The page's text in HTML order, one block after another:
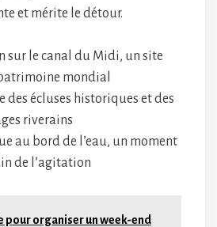
et mérite le détour.
sur le canal du Midi, un site
mondial
des écluses historiques et des
riverains
au bord de l’eau, un moment
de l’agitation
pour organiser un week-end